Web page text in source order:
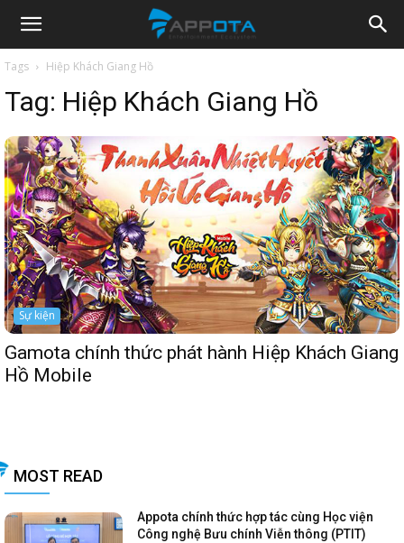
Appota
News
Tags Hiệp Khách Giang Hồ
Tag: Hiệp Khách Giang Hồ
Sự kiện
Gamota chính thức phát hành Hiệp Khách Giang
Hồ Mobile
MOST READ
Appota chính thức hợp tác cùng Học viện
Công nghệ Bưu chính Viễn thông (PTIT)